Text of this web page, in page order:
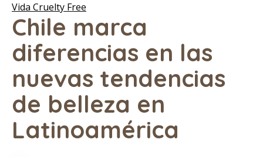
Vida Cruelty Free
Chile marca
diferencias en las
nuevas tendencias
de belleza en
Latinoamérica